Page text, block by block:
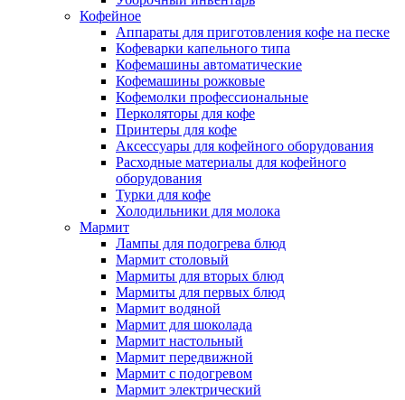
Кофейное
Аппараты для приготовления кофе на песке
Кофеварки капельного типа
Кофемашины автоматические
Кофемашины рожковые
Кофемолки профессиональные
Перколяторы для кофе
Принтеры для кофе
Аксессуары для кофейного оборудования
Расходные материалы для кофейного
оборудования
Турки для кофе
Холодильники для молока
Мармит
Лампы для подогрева блюд
Мармит столовый
Мармиты для вторых блюд
Мармиты для первых блюд
Мармит водяной
Мармит для шоколада
Мармит настольный
Мармит передвижной
Мармит с подогревом
Мармит электрический